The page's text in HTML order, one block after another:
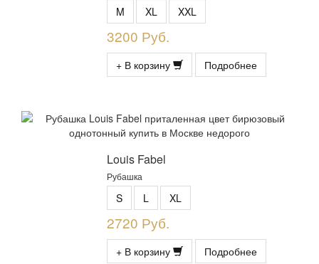
M XL XXL
3200 Руб.
+ В корзину Подробнее
Louis Fabel
Рубашка
S L XL
2720 Руб.
+ В корзину Подробнее